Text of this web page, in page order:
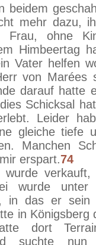
beidem
mehr dazu,
Frau, ohne
Himbeertag
Vater helfen
von Marées
darauf hatte
Schicksal
Leider
gleiche tiefe
Manchen
erspart.74
wurde
in das er
in
dort
suchte